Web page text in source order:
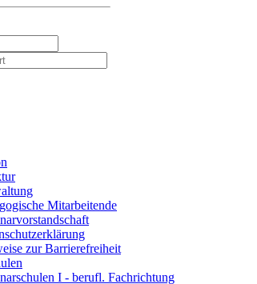
Mitarbeitende
zur Barrierefreiheit
I - berufl. Fachrichtung